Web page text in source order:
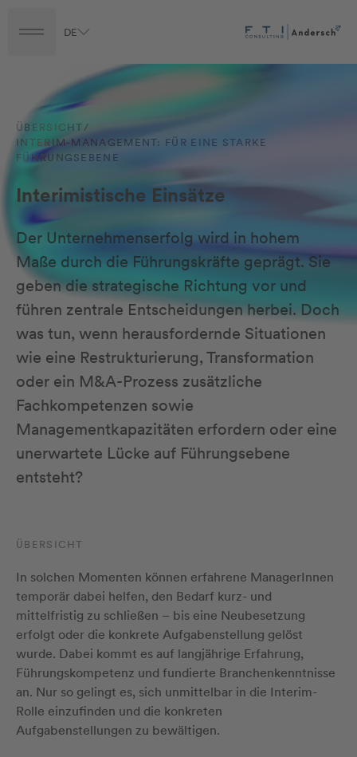
DE
Turnaround Transaction
ÜBERSICHT/
INTERIM-MANAGEMENT: FÜR EINE STARKE
FÜHRUNGSEBENE
Interimistische Einsätze
Der Unternehmenserfolg wird in hohem
Maße durch die Führungskräfte geprägt. Sie
geben die strategische Richtung vor und
führen zentrale Entscheidungen herbei. Doch
was tun, wenn herausfordernde Situationen
wie eine Restrukturierung, Transformation
oder ein M&A-Prozess zusätzliche
Fachkompetenzen sowie
Managementkapazitäten erfordern oder eine
unerwartete Lücke auf Führungsebene
entsteht?
Vorteile
Fragen an unser Team
ÜBERSICHT
In solchen Momenten können erfahrene ManagerInnen
temporär dabei helfen, den Bedarf kurz- und
mittelfristig zu schließen – bis eine Neubesetzung
erfolgt oder die konkrete Aufgabenstellung gelöst
wurde. Dabei kommt es auf langjährige Erfahrung,
Führungskompetenz und fundierte Branchenkenntnisse
an. Nur so gelingt es, sich unmittelbar in die Interim-
Rolle einzufinden und die konkreten
Aufgabenstellungen zu bewältigen.